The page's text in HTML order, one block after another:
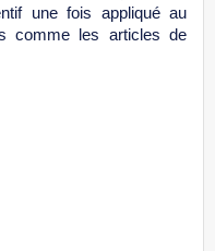
une fois appliqué au
comme les articles de